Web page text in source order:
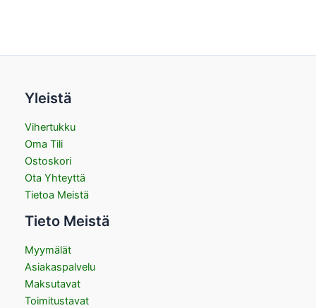
Yleistä
Vihertukku
Oma Tili
Ostoskori
Ota Yhteyttä
Tietoa Meistä
Tieto Meistä
Myymälät
Asiakaspalvelu
Maksutavat
Toimitustavat